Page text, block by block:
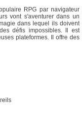
RPG par navigateur
vont s'aventurer dans un
dans lequel ils doivent
défis impossibles. Il est
plateformes. Il offre des